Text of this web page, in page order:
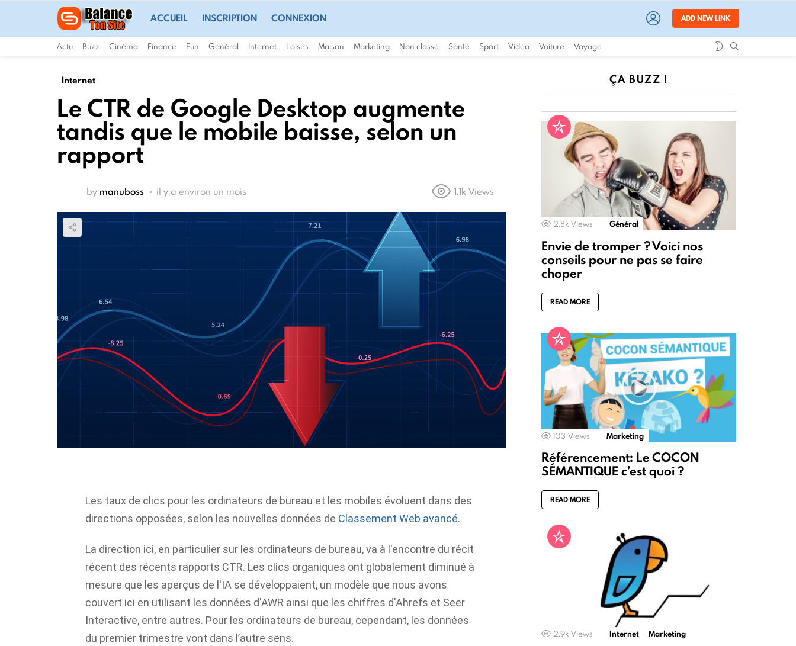
ACCUEIL INSCRIPTION CONNEXION LOGIN ADD NEW LINK
Actu Buzz Cinéma Finance Fun Général Internet Loisirs Maison Marketing Non classé Santé Sport Vidéo Voiture Voyage
SWITCH
Internet
Le CTR de Google Desktop augmente
tandis que le mobile baisse, selon un
rapport
by manuboss il y a environ un mois 1.1k Views
Les taux de clics pour les ordinateurs de bureau et les mobiles évoluent dans des
directions opposées, selon les nouvelles données de Classement Web avancé.
La direction ici, en particulier sur les ordinateurs de bureau, va à l'encontre du récit
récent des récents rapports CTR. Les clics organiques ont globalement diminué à
mesure que les aperçus de l'IA se développaient, un modèle que nous avons
couvert ici en utilisant les données d'AWR ainsi que les chiffres d'Ahrefs et Seer
Interactive, entre autres. Pour les ordinateurs de bureau, cependant, les données
du premier trimestre vont dans l’autre sens.
ÇA BUZZ !
2.8k Views Général
Envie de tromper ? Voici nos
conseils pour ne pas se faire
choper
READ MORE
103 Views Marketing
Référencement: Le COCON
SÉMANTIQUE c’est quoi ?
READ MORE
2.9k Views Internet Marketing